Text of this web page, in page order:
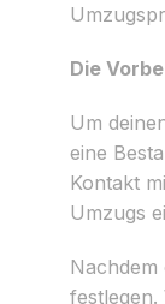
Die
Um
eine
Kontakt
Umzugs
festlegen.